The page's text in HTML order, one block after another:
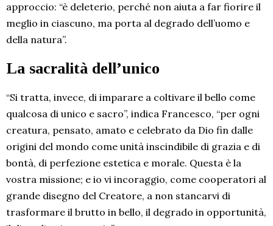
approccio: “è deleterio, perché non aiuta a far fiorire il
meglio in ciascuno, ma porta al degrado dell’uomo e
della natura”.
La sacralità dell’unico
“Si tratta, invece, di imparare a coltivare il bello come
qualcosa di unico e sacro”, indica Francesco, “per ogni
creatura, pensato, amato e celebrato da Dio fin dalle
origini del mondo come unità inscindibile di grazia e di
bontà, di perfezione estetica e morale. Questa è la
vostra missione; e io vi incoraggio, come cooperatori al
grande disegno del Creatore, a non stancarvi di
trasformare il brutto in bello, il degrado in opportunità,